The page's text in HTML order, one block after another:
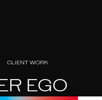
CLIENT WORK
EGO